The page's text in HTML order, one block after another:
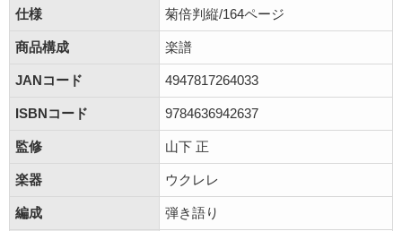
仕様 菊倍判縦/164ページ
商品構成 楽譜
JANコード 4947817264033
ISBNコード 9784636942637
監修 山下 正
楽器 ウクレレ
編成 弾き語り